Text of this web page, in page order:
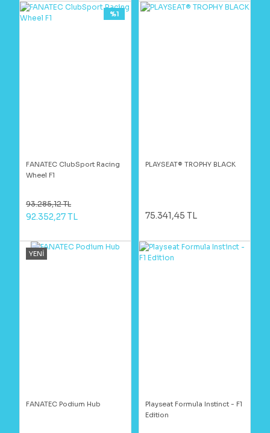
FANATEC ClubSport Racing
Wheel F1
%1
93.285,12 TL
92.352,27 TL
PLAYSEAT® TROPHY BLACK
75.341,45 TL
YENİ
FANATEC Podium Hub
Playseat Formula Instinct - F1
Edition